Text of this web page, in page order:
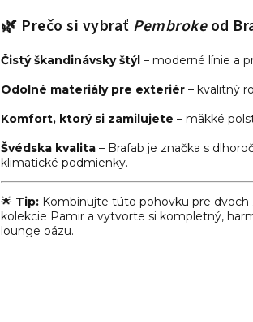
🌿 Prečo si vybrať Pembrokeod
Čistý škandinávsky štýl – moderné línie a
Odolné materiály pre exteriér – kvalitný
Komfort, ktorý si zamilujete – mäkké
Švédska kvalita – Brafab je značka s
klimatické podmienky.
🌟 Tip: Kombinujte túto pohovku pre dvoch
kolekcie Pamir a vytvorte si kompletný,
lounge oázu.